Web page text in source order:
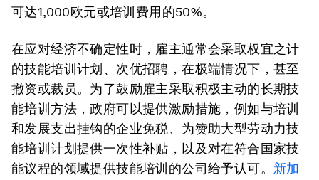
可达1,000欧元或培训费用的50%。
在应对经济不确定性时，雇主通常会采取权宜之计
的技能培训计划、次优招聘，在极端情况下，甚至
撤资或裁员。为了鼓励雇主采取积极主动的长期技
能培训方法，政府可以提供激励措施，例如与培训
和发展支出挂钩的企业免税、为赞助大型劳动力技
能培训计划提供一次性补贴，以及对在符合国家技
能议程的领域提供技能培训的公司给予认可。 新加